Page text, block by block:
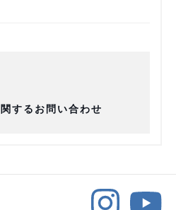
するお問い合わせ